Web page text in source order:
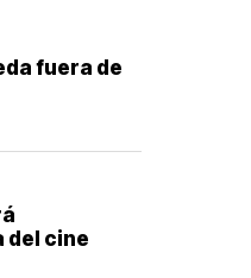
fuera de
del cine